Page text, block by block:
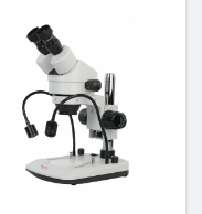
крат:
160 *опция
(ы):10х/23; 5х/20
15х/15 *опция;
10 *опция; 10х/20 со
*опция
Грубая